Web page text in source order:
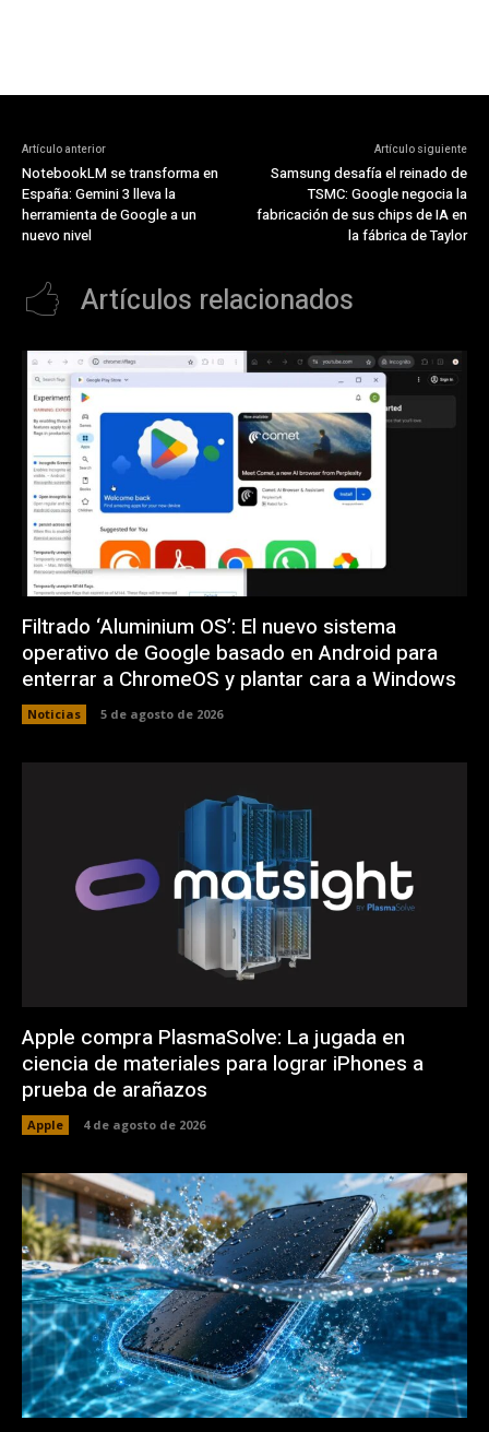
Artículo anterior
NotebookLM se transforma en
España: Gemini 3 lleva la
herramienta de Google a un
nuevo nivel
Artículo siguiente
Samsung desafía el reinado de
TSMC: Google negocia la
fabricación de sus chips de IA en
la fábrica de Taylor
Artículos relacionados
Filtrado ‘Aluminium OS’: El nuevo sistema
operativo de Google basado en Android para
enterrar a ChromeOS y plantar cara a Windows
Noticias 5 de agosto de 2026
Apple compra PlasmaSolve: La jugada en
ciencia de materiales para lograr iPhones a
prueba de arañazos
Apple 4 de agosto de 2026